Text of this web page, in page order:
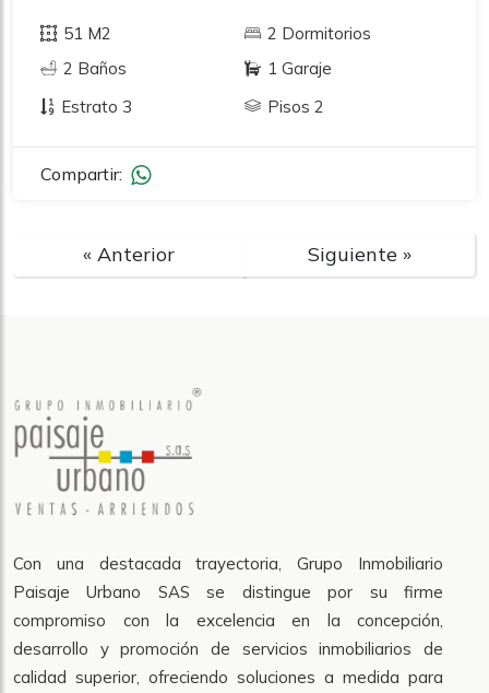
51 M2
2 Dormitorios
2 Baños
1 Garaje
Estrato 3
Pisos 2
Compartir:
« Anterior Siguiente »
Con una destacada trayectoria, Grupo Inmobiliario
Paisaje Urbano SAS se distingue por su firme
compromiso con la excelencia en la concepción,
desarrollo y promoción de servicios inmobiliarios de
calidad superior, ofreciendo soluciones a medida para